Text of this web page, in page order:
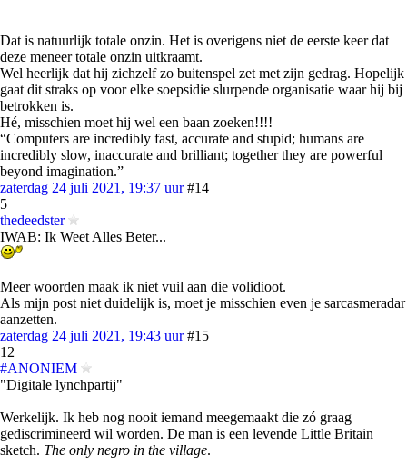
Dat is natuurlijk totale onzin. Het is overigens niet de eerste keer dat
deze meneer totale onzin uitkraamt.
Wel heerlijk dat hij zichzelf zo buitenspel zet met zijn gedrag. Hopelijk
gaat dit straks op voor elke soepsidie slurpende organisatie waar hij bij
betrokken is.
Hé, misschien moet hij wel een baan zoeken!!!!
“Computers are incredibly fast, accurate and stupid; humans are
incredibly slow, inaccurate and brilliant; together they are powerful
beyond imagination.”
zaterdag 24 juli 2021, 19:37 uur #14
5
thedeedster
IWAB: Ik Weet Alles Beter...
Meer woorden maak ik niet vuil aan die volidioot.
Als mijn post niet duidelijk is, moet je misschien even je sarcasmeradar
aanzetten.
zaterdag 24 juli 2021, 19:43 uur #15
12
#ANONIEM
"Digitale lynchpartij"
Werkelijk. Ik heb nog nooit iemand meegemaakt die zó graag
gediscrimineerd wil worden. De man is een levende Little Britain
sketch. The only negro in the village.